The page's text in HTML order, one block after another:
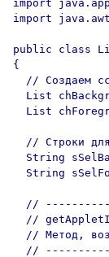
import
import
public class
{
// Создаем
List
List
// Строки
String
String
//
//
// Метод,
//